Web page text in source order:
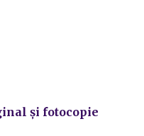
și fotocopie